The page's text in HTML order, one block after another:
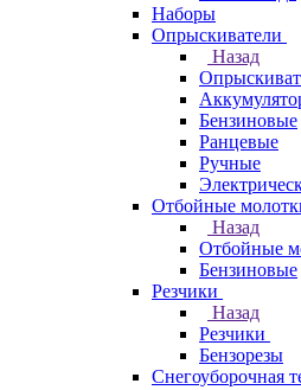
Наборы
Опрыскиватели
Назад
Бензиновые
Ранцевые
Ручные
Отбойные
Назад
Отбойные
Бензиновые
Резчики
Назад
Резчики
Бензорезы
Снегоуборочная